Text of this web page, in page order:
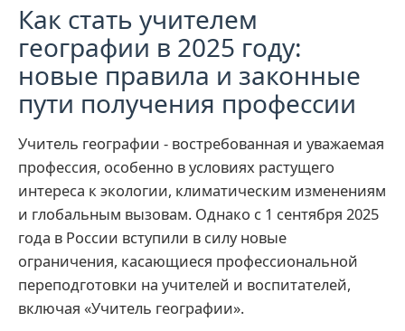
Menu
Как стать учителем
географии в 2025 году:
новые правила и законные
пути получения профессии
Учитель географии - востребованная и уважаемая
профессия, особенно в условиях растущего
интереса к экологии, климатическим изменениям
и глобальным вызовам. Однако с 1 сентября 2025
года в России вступили в силу новые
ограничения, касающиеся профессиональной
переподготовки на учителей и воспитателей,
включая «Учитель географии».